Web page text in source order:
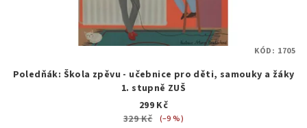
Poledňák: Škola zpěvu - učebnice pro děti, samouky a žáky
1. stupně ZUŠ
299 Kč
329 Kč
(–9 %)
KÓD: 1705